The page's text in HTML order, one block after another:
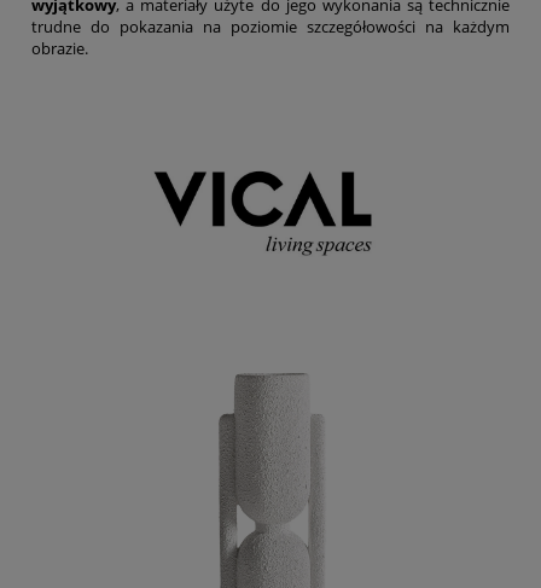
wyjątkowy, a materiały użyte do jego wykonania są technicznie
trudne do pokazania na poziomie szczegółowości na każdym
obrazie.